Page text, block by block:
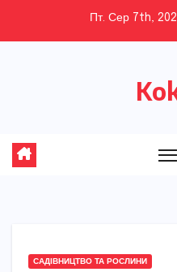
Пт. Сер 7th,
САДІВНИЦТВО ТА РОСЛИНИ